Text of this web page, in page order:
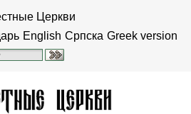
Церкви
English Српска Greek version